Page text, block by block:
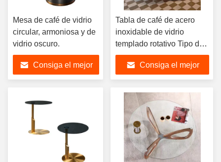
Mesa de café de vidrio
circular, armoniosa y de
vidrio oscuro.
Consiga el mejor
Tabla de café de acero
inoxidable de vidrio
templado rotativo Tipo de
ascensor
Consiga el mejor